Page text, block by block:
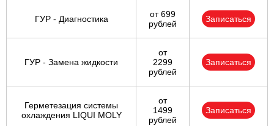
ГУР - Диагностика
от 699
рублей
Записаться
ГУР - Замена жидкости
от
2299
рублей
Записаться
Герметезация системы
охлаждения LIQUI MOLY
от
1499
рублей
Записаться